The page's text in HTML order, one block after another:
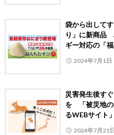
袋から出して
り」に新商品
ギー対応の「
2024年7月1日
災害発生後す
を 「被災地の
るWEBサイト
2024年7月21日